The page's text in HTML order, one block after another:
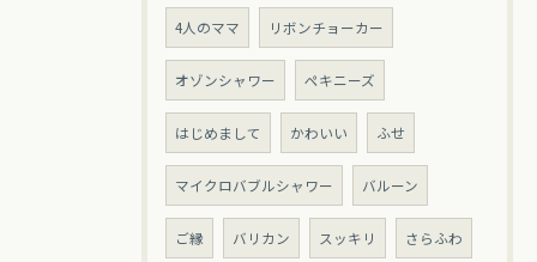
4人のママ リボンチョーカー
オゾンシャワー ペキニーズ
はじめまして かわいい ふせ
マイクロバブルシャワー バルーン
ご縁 バリカン スッキリ さらふわ